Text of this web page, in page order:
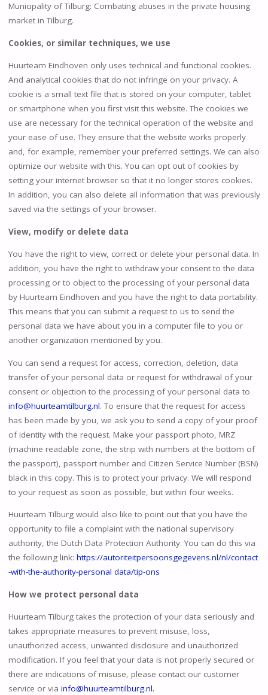
Municipality of Tilburg: Combating abuses in the private housing
market in Tilburg.
Cookies, or similar techniques, we use
Huurteam Eindhoven only uses technical and functional cookies.
And analytical cookies that do not infringe on your privacy. A
cookie is a small text file that is stored on your computer, tablet
or smartphone when you first visit this website. The cookies we
use are necessary for the technical operation of the website and
your ease of use. They ensure that the website works properly
and, for example, remember your preferred settings. We can also
optimize our website with this. You can opt out of cookies by
setting your internet browser so that it no longer stores cookies.
In addition, you can also delete all information that was previously
saved via the settings of your browser.
View, modify or delete data
You have the right to view, correct or delete your personal data. In
addition, you have the right to withdraw your consent to the data
processing or to object to the processing of your personal data
by Huurteam Eindhoven and you have the right to data portability.
This means that you can submit a request to us to send the
personal data we have about you in a computer file to you or
another organization mentioned by you.
You can send a request for access, correction, deletion, data
transfer of your personal data or request for withdrawal of your
consent or objection to the processing of your personal data to
info@huurteamtilburg.nl. To ensure that the request for access
has been made by you, we ask you to send a copy of your proof
of identity with the request. Make your passport photo, MRZ
(machine readable zone, the strip with numbers at the bottom of
the passport), passport number and Citizen Service Number (BSN)
black in this copy. This is to protect your privacy. We will respond
to your request as soon as possible, but within four weeks.
Huurteam Tilburg would also like to point out that you have the
opportunity to file a complaint with the national supervisory
authority, the Dutch Data Protection Authority. You can do this via
the following link: https://autoriteitpersoonsgegevens.nl/nl/contact
-with-the-authority-personal data/tip-ons
How we protect personal data
Huurteam Tilburg takes the protection of your data seriously and
takes appropriate measures to prevent misuse, loss,
unauthorized access, unwanted disclosure and unauthorized
modification. If you feel that your data is not properly secured or
there are indications of misuse, please contact our customer
service or via info@huurteamtilburg.nl.